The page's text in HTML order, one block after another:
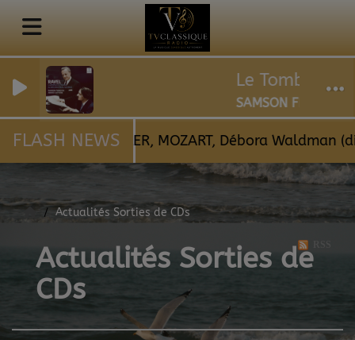
Le Tombeau
SAMSON FRANÇOIS
FLASH NEWS
: Les 3 anges, MAHLER, MOZART, Débora
Actualités Sorties de CDs
Actualités Sorties de
CDs